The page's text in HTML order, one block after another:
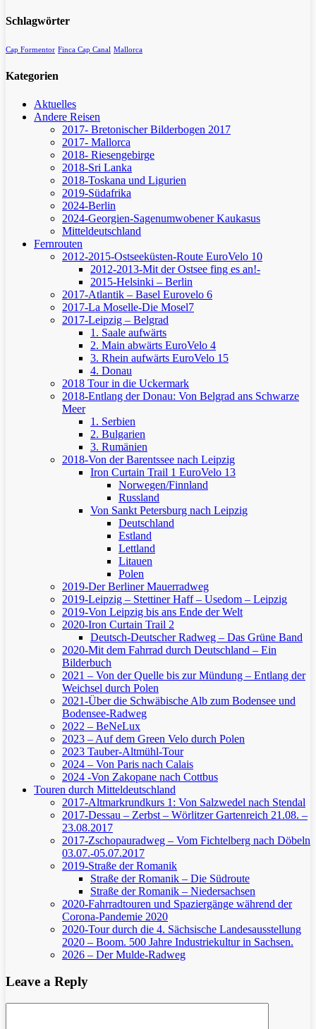
Schlagwörter
Cap Formentor Finca Cap Canal Mallorca
Kategorien
Aktuelles
Andere Reisen
2017- Bretonischer Bilderbogen 2017
2017- Mallorca
2018- Riesengebirge
2018-Sri Lanka
2018-Toskana und Ligurien
2019-Südafrika
2024-Berlin
2024-Georgien-Sagenumwobener Kaukasus
Mitteldeutschland
Fernrouten
2012-2015-Ostseeküsten-Route EuroVelo 10
2012-2013-Mit der Ostsee fing es an!-
2015-Helsinki – Berlin
2017-Atlantik – Basel Eurovelo 6
2017-La Moselle-Die Mosel7
2017-Leipzig – Belgrad
1. Saale aufwärts
2. Main abwärts EuroVelo 4
3. Rhein aufwärts EuroVelo 15
4. Donau
2018 Tour in die Uckermark
2018-Entlang der Donau: Von Belgrad ans Schwarze
Meer
1. Serbien
2. Bulgarien
3. Rumänien
2018-Von der Barentssee nach Leipzig
Iron Curtain Trail 1 EuroVelo 13
Norwegen/Finnland
Russland
Von Sankt Petersburg nach Leipzig
Deutschland
Estland
Lettland
Litauen
Polen
2019-Der Berliner Mauerradweg
2019-Leipzig – Stettiner Haff – Usedom – Leipzig
2019-Von Leipzig bis ans Ende der Welt
2020-Iron Curtain Trail 2
Deutsch-Deutscher Radweg – Das Grüne Band
2020-Mit dem Fahrrad durch Deutschland – Ein
Bilderbuch
2021 – Von der Quelle bis zur Mündung – Entlang der
Weichsel durch Polen
2021-Über die Schwäbische Alb zum Bodensee und
Bodensee-Radweg
2022 – BeNeLux
2023 – Auf dem Green Velo durch Polen
2023 Tauber-Altmühl-Tour
2024 – Von Paris nach Calais
2024 -Von Zakopane nach Cottbus
Touren durch Mitteldeutschland
2017-Altmarkrundkurs 1: Von Salzwedel nach Stendal
2017-Dessau – Zerbst – Wörlitzer Gartenreich 21.08. –
23.08.2017
2017-Zschopauradweg – Vom Fichtelberg nach Döbeln
03.07.-05.07.2017
2019-Straße der Romanik
Straße der Romanik – Die Südroute
Straße der Romanik – Niedersachsen
2020-Fahrradtouren und Spaziergänge während der
Corona-Pandemie 2020
2020-Tour durch die 4. Sächsische Landesausstellung
2020 – Boom. 500 Jahre Industriekultur in Sachsen.
2026 – Der Mulde-Radweg
Leave a Reply